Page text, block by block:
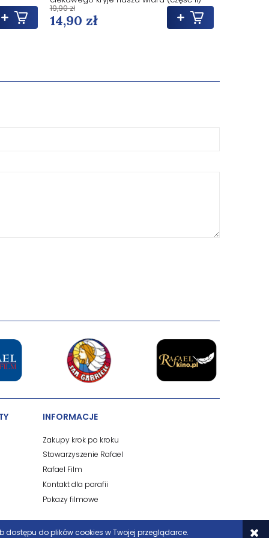
dostępu do plików cookies w Twojej przeglądarce.
14,90 zł
19,90 zł
INFORMACJE
Zakupy krok po kroku
Stowarzyszenie Rafael
Rafael Film
Kontakt dla parafii
Pokazy filmowe